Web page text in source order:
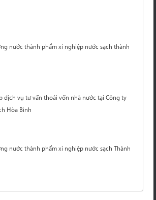
nước thành phẩm xí nghiệp nước sạch thành
dịch vụ tư vấn thoái vốn nhà nước tại Công ty
Hòa Bình
nước thành phẩm xí nghiệp nước sạch Thành